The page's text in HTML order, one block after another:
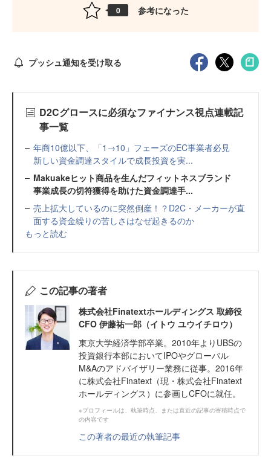
0 参考になった
プッシュ通知を受け取る
D2Cグロースに必須なファイナンス視点連載記
事一覧
年商10億以下、「1→10」フェーズのEC事業者必見
新しい資金調達スタイルで成長投資を実...
Makuakeヒット商品を生んだフィットネスブランド
事業成長の切符獲得を助けた資金調達手...
売上拡大しているのに突然倒産！？D2C・メーカーが直
面する資金繰りの苦しさはなぜ起きるのか
もっと読む
この記事の著者
株式会社Finatextホールディングス 取締役
CFO 伊藤祐一郎（イトウ ユウイチロウ）
東京大学経済学部卒業。2010年よりUBSの
投資銀行本部においてIPOやグローバル
M&Aのアドバイザリー業務に従事。2016年
に株式会社Finatext（現・株式会社Finatext
ホールディングス）に参画しCFOに就任。
※プロフィールは、執筆時点、または直近の記事の寄稿時点で
の内容です
この著者の最近の執筆記事